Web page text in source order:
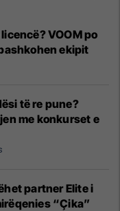
VOOM po
ekipit
të re pune?
me konkurset e
partner Elite i
“Çika”